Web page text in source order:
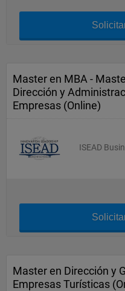
Master en MBA -
Dirección y
Empresas (Online)
ISEAD
Master en Dirección y
Empresas Turísticas